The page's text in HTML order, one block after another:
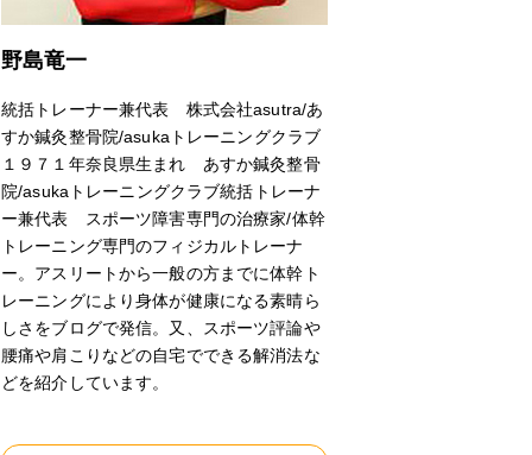
野島竜一
統括トレーナー兼代表 株式会社asutra/あ
すか鍼灸整骨院/asukaトレーニングクラブ
１９７１年奈良県生まれ あすか鍼灸整骨
院/asukaトレーニングクラブ統括トレーナ
ー兼代表 スポーツ障害専門の治療家/体幹
トレーニング専門のフィジカルトレーナ
ー。アスリートから一般の方までに体幹ト
レーニングにより身体が健康になる素晴ら
しさをブログで発信。又、スポーツ評論や
腰痛や肩こりなどの自宅でできる解消法な
どを紹介しています。